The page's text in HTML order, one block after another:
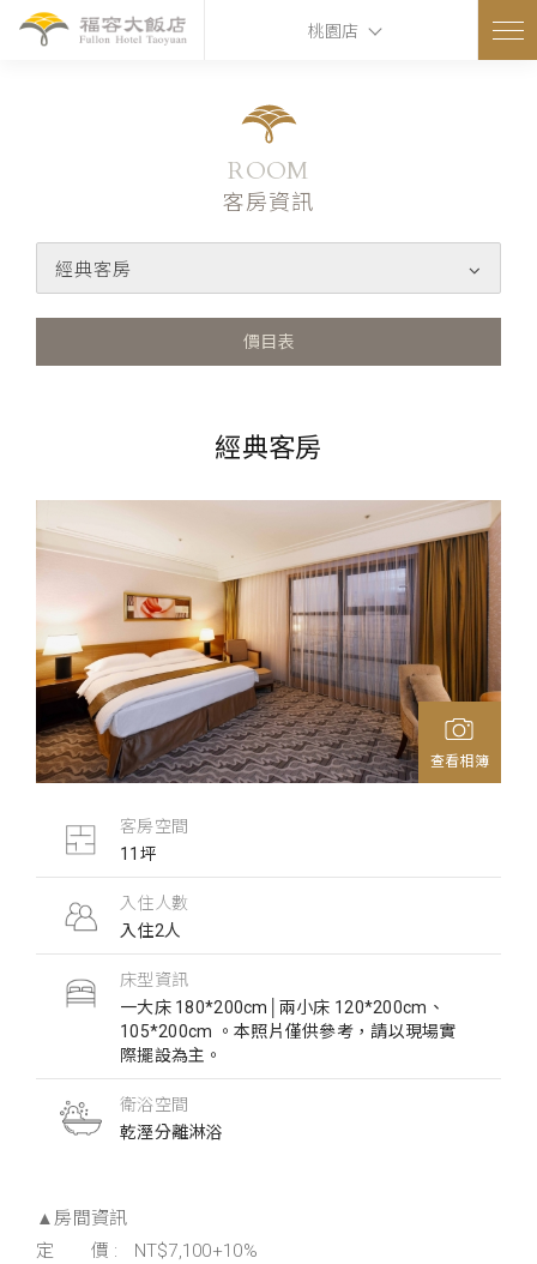
桃園店
ROOM
客房資訊
經典客房
價目表
經典客房
查看相簿
客房空間
11坪
入住人數
入住2人
床型資訊
一大床 180*200cm│兩小床 120*200cm、
105*200cm 。本照片僅供參考，請以現場實
際擺設為主。
衛浴空間
乾溼分離淋浴
▲房間資訊
定 價 : NT$7,100+10%